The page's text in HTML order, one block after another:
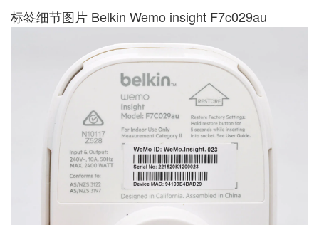
标签细节图片 Belkin Wemo insight F7c029au